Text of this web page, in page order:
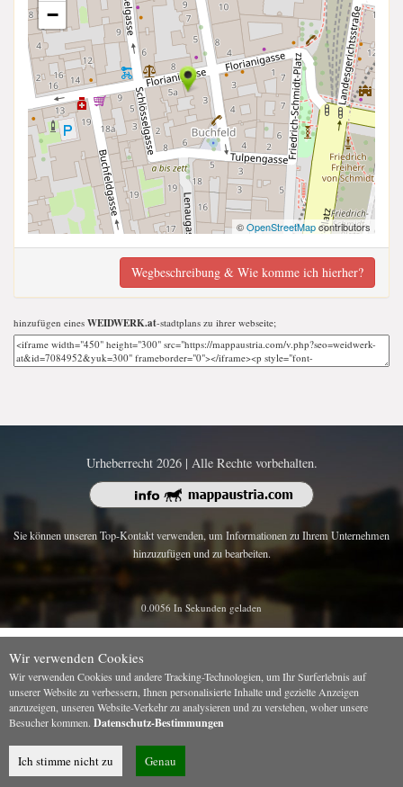
−
©OpenStreetMapcontributors
Wegbeschreibung & Wie komme ich hierher?
hinzufügen eines WEIDWERK.at-stadtplans zu ihrer webseite;
Urheberrecht 2026 | Alle Rechte vorbehalten.
Sie können unseren Top-Kontakt verwenden, um Informationen zu Ihrem Unternehmen
hinzuzufügen und zu bearbeiten.
0.0056 In Sekunden geladen
Wir verwenden Cookies
Wir verwenden Cookies und andere Tracking-Technologien, um Ihr Surferlebnis auf
unserer Website zu verbessern, Ihnen personalisierte Inhalte und gezielte Anzeigen
anzuzeigen, unseren Website-Verkehr zu analysieren und zu verstehen, woher unsere
Besucher kommen. Datenschutz-Bestimmungen
Ich stimme nicht zu Genau